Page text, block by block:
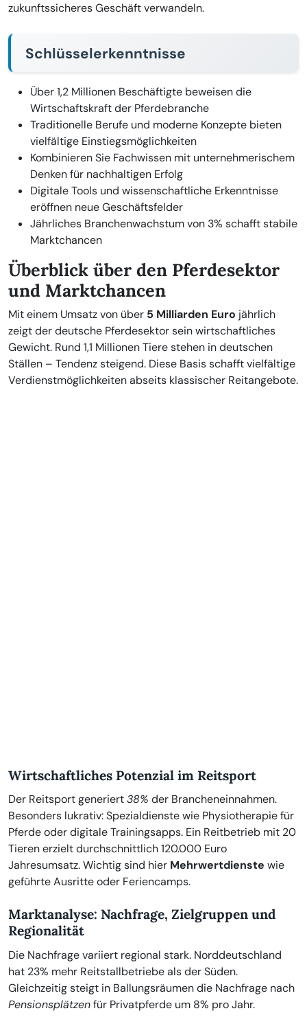
zukunftssicheres Geschäft verwandeln.
Schlüsselerkenntnisse
Über 1,2 Millionen Beschäftigte beweisen die
Wirtschaftskraft der Pferdebranche
Traditionelle Berufe und moderne Konzepte bieten
vielfältige Einstiegsmöglichkeiten
Kombinieren Sie Fachwissen mit unternehmerischem
Denken für nachhaltigen Erfolg
Digitale Tools und wissenschaftliche Erkenntnisse
eröffnen neue Geschäftsfelder
Jährliches Branchenwachstum von 3% schafft stabile
Marktchancen
Überblick über den Pferdesektor
und Marktchancen
Mit einem Umsatz von über 5 Milliarden Euro jährlich
zeigt der deutsche Pferdesektor sein wirtschaftliches
Gewicht. Rund 1,1 Millionen Tiere stehen in deutschen
Ställen – Tendenz steigend. Diese Basis schafft vielfältige
Verdienstmöglichkeiten abseits klassischer Reitangebote.
Wirtschaftliches Potenzial im Reitsport
Der Reitsport generiert38% der Brancheneinnahmen.
Besonders lukrativ: Spezialdienste wie Physiotherapie für
Pferde oder digitale Trainingsapps. Ein Reitbetrieb mit 20
Tieren erzielt durchschnittlich 120.000 Euro
Jahresumsatz. Wichtig sind hier Mehrwertdienste wie
geführte Ausritte oder Feriencamps.
Marktanalyse: Nachfrage, Zielgruppen und
Regionalität
Die Nachfrage variiert regional stark. Norddeutschland
hat 23% mehr Reitstallbetriebe als der Süden.
Gleichzeitig steigt in Ballungsräumen die Nachfrage nach
Pensionsplätzenfür Privatpferde um 8% pro Jahr.